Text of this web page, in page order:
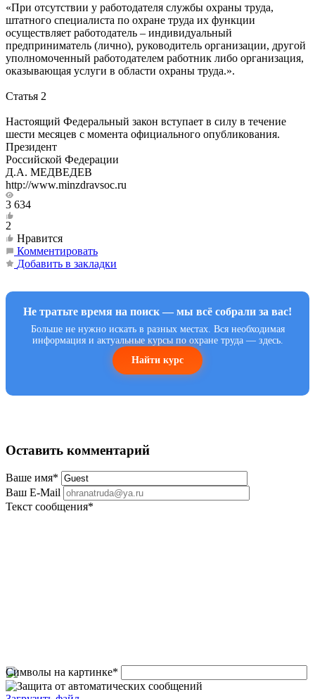
«При отсутствии у работодателя службы охраны труда,
штатного специалиста по охране труда их функции
осуществляет работодатель – индивидуальный
предприниматель (лично), руководитель организации, другой
уполномоченный работодателем работник либо организация,
оказывающая услуги в области охраны труда.».
Статья 2
Настоящий Федеральный закон вступает в силу в течение
шести месяцев с момента официального опубликования.
Президент
Российской Федерации
Д.А. МЕДВЕДЕВ
http://www.minzdravsoc.ru
3 634
2
Нравится
Комментировать
Добавить в закладки
Не тратьте время на поиск — мы всё собрали за вас!
Больше не нужно искать в разных местах. Вся необходимая
информация и актуальные курсы по охране труда — здесь.
Найти курс
Оставить комментарий
Ваше имя*
Ваш E-Mail
Текст сообщения*
Символы на картинке*